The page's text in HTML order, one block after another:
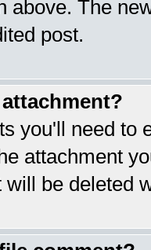
above. The
post.
you'll need
attachment
will be deleted